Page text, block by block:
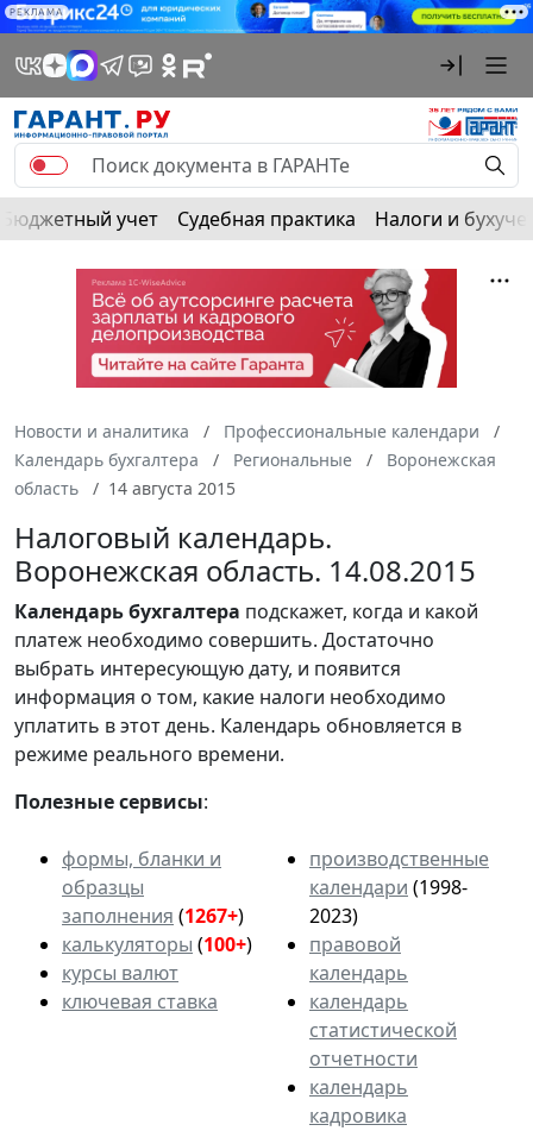
РЕКЛАМА
Бюджетный учет Судебная практика Налоги и
Новости и аналитика
Профессиональные календари
Календарь бухгалтера
Региональные
Воронежская
область
14 августа 2015
Налоговый календарь.
Воронежская область. 14.08.2015
Календарьбухгалтера подскажет, когда и какой
платеж необходимо совершить. Достаточно
выбрать интересующую дату, и появится
информация о том, какие налоги необходимо
уплатить в этот день. Календарь обновляется в
режиме реального времени.
Полезные сервисы:
формы, бланки и
образцы
заполнения (1267+)
калькуляторы (100+)
курсы валют
ключевая ставка
производственные
календари (1998-
2023)
правовой
календарь
календарь
статистической
отчетности
календарь
кадровика